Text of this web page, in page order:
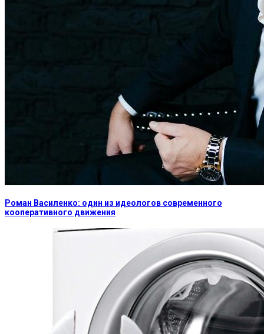
Роман Василенко: один из идеологов современного
кооперативного движения